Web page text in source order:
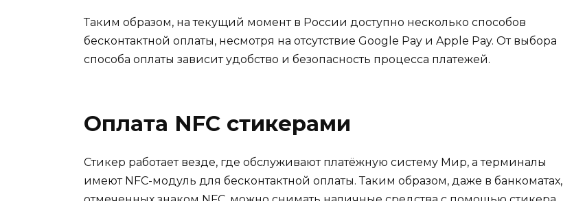
Таким образом, на текущий момент в России доступно несколько способов
бесконтактной оплаты, несмотря на отсутствие Google Pay и Apple Pay. От выбора
способа оплаты зависит удобство и безопасность процесса платежей.
Оплата NFC стикерами
Стикер работает везде, где обслуживают платёжную систему Мир, а терминалы
имеют NFC-модуль для бесконтактной оплаты. Таким образом, даже в банкоматах,